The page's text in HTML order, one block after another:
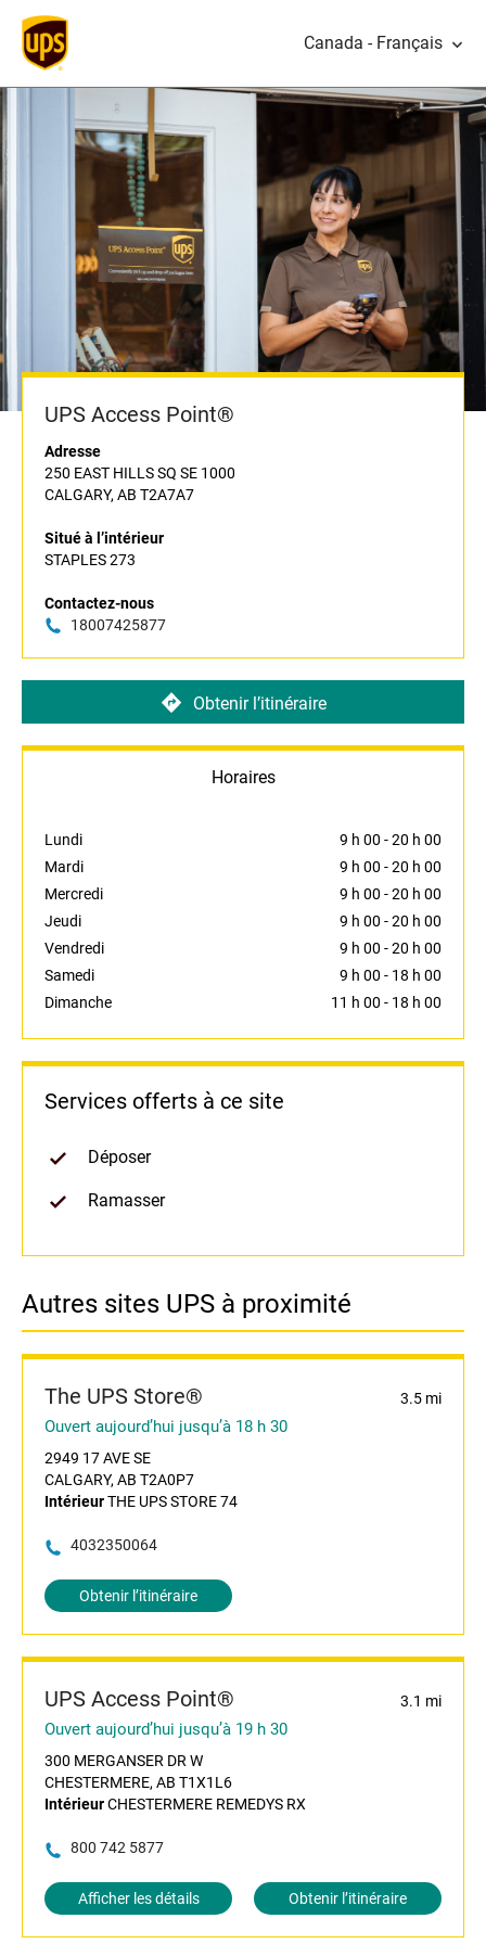
Canada - Français
UPS Access Point®
Adresse
250 EAST HILLS SQ SE 1000
CALGARY, AB T2A7A7
Situé à l’intérieur
STAPLES 273
Contactez-nous
18007425877
Obtenir l’itinéraire
Horaires
Lundi 9 h 00 -20 h 00
Mardi
9 h 00 -20 h 00
Mercredi
9 h 00 -20 h 00
Jeudi
9 h 00 -20 h 00
Vendredi
9 h 00 -20 h 00
Samedi
9 h 00 - 18 h 00
Dimanche
11 h 00 - 18 h 00
Services offerts à ce site
Déposer
Ramasser
Autres sites UPS à proximité
The UPS Store® 3.5 mi
Ouvert aujourd’hui jusqu’à 18 h 30
2949 17 AVE SE
CALGARY, AB T2A0P7
IntérieurTHE UPS STORE 74
4032350064
Obtenir l’itinéraire
UPS Access Point® 3.1 mi
Ouvert aujourd’hui jusqu’à 19 h 30
300 MERGANSER DR W
CHESTERMERE, AB T1X1L6
IntérieurCHESTERMERE REMEDYS RX
800 742 5877
Afficher les détails Obtenir l’itinéraire